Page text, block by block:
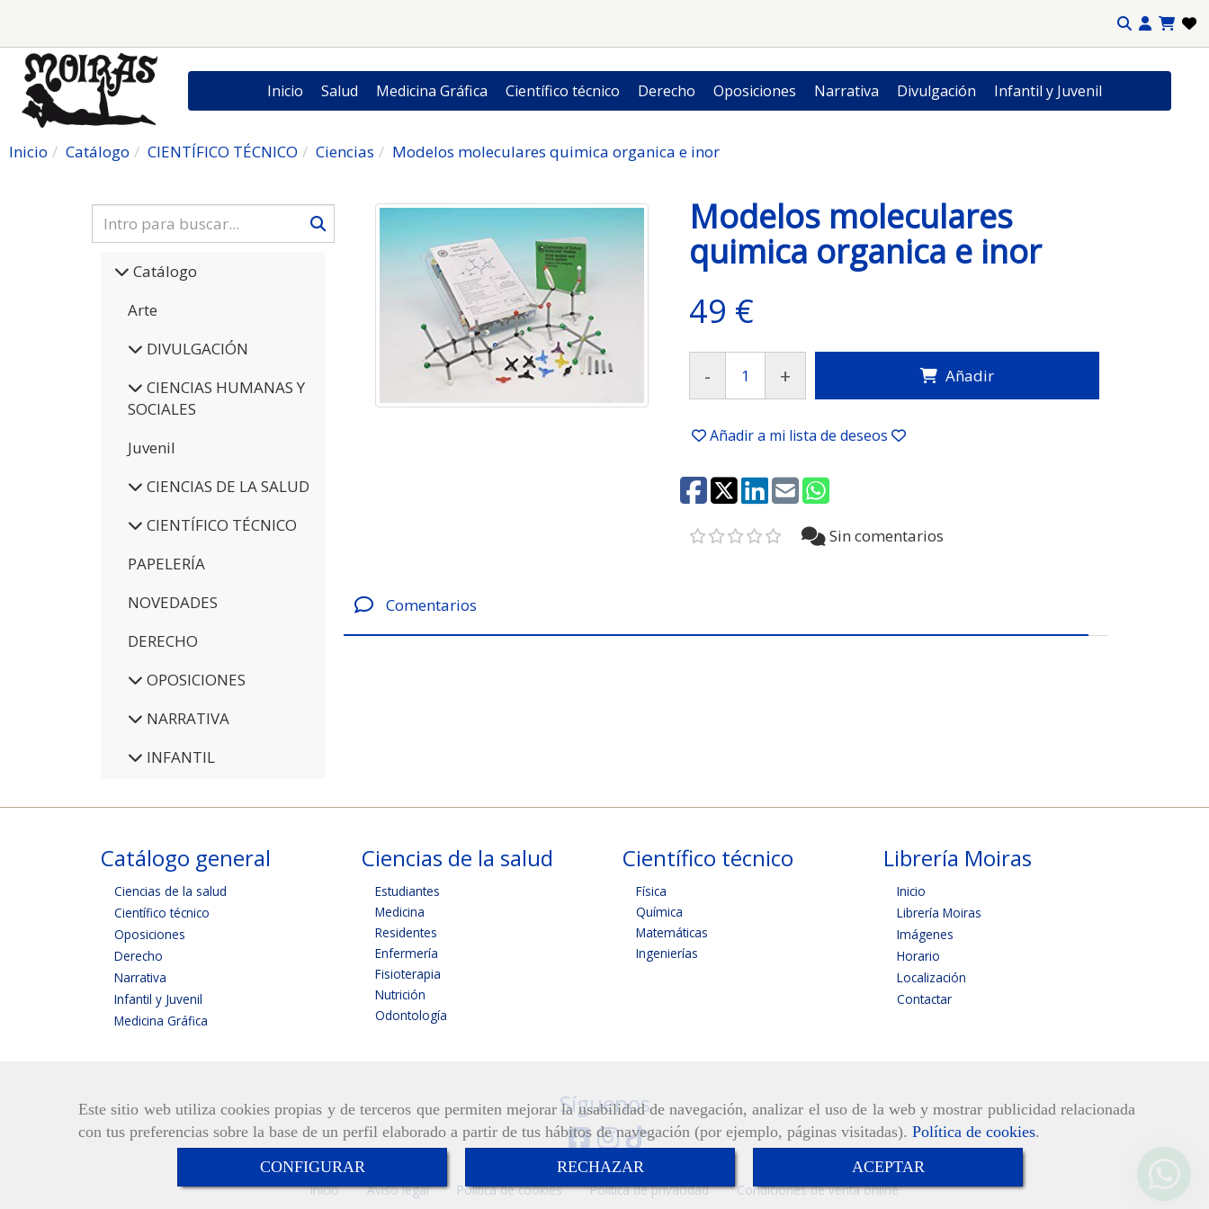
Este sitio web utiliza cookies propias y de terceros que permiten mejorar la usabilidad de navegación, analizar el uso de la web y mostrar publicidad relacionada
con tus preferencias sobre la base de un perfil elaborado a partir de tus hábitos de navegación (por ejemplo, páginas visitadas). Política de cookies.
CONFIGURAR
RECHAZAR ACEPTAR
Inicio Salud Medicina Gráfica Científico técnico Derecho Oposiciones Narrativa Divulgación Infantil y Juvenil
Inicio Catálogo CIENTÍFICO TÉCNICO Ciencias Modelos moleculares quimica organica e inor
Catálogo
Arte
DIVULGACIÓN
CIENCIAS HUMANAS Y
SOCIALES
Juvenil
CIENCIAS DE LA SALUD
CIENTÍFICO TÉCNICO
PAPELERÍA
NOVEDADES
DERECHO
OPOSICIONES
NARRATIVA
INFANTIL
Modelos moleculares
quimica organica e inor
49 €
- + Añadir
Añadir a mi lista de deseos
Sin comentarios
Comentarios
Catálogo general
Ciencias de la salud
Científico técnico
Oposiciones
Derecho
Narrativa
Infantil y Juvenil
Medicina Gráfica
Ciencias de la salud
Estudiantes
Medicina
Residentes
Enfermería
Fisioterapia
Nutrición
Odontología
Científico técnico
Física
Química
Matemáticas
Ingenierías
Librería Moiras
Inicio
Librería Moiras
Imágenes
Horario
Localización
Contactar
Síguenos
Inicio Aviso legal Política de cookies Política de privacidad Condiciones de venta online